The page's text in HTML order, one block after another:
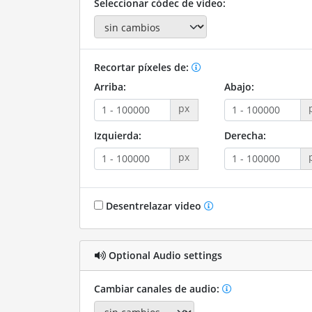
Seleccionar códec de video:
Recortar píxeles de:
Arriba:
px
Abajo:
Izquierda:
px
Derecha:
Desentrelazar video
Optional Audio settings
Cambiar canales de audio: